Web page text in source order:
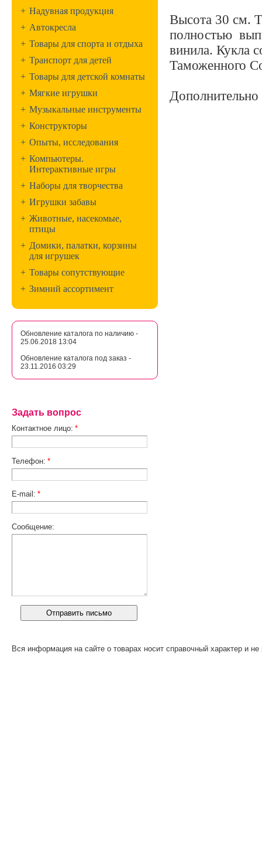
+ Надувная продукция
+ Автокресла
+ Товары для спорта и отдыха
+ Транспорт для детей
+ Товары для детской комнаты
+ Мягкие игрушки
+ Музыкальные инструменты
+ Конструкторы
+ Опыты, исследования
+ Компьютеры.
Интерактивные игры
+ Наборы для творчества
+ Игрушки забавы
+ Животные, насекомые,
птицы
+ Домики, палатки, корзины
для игрушек
+ Товары сопутствующие
+ Зимний ассортимент
Обновление каталога по наличию -
25.06.2018 13:04
Обновление каталога под заказ -
23.11.2016 03:29
Задать вопрос
Контактное лицо: *
Телефон: *
E-mail: *
Сообщение:
Высота 30 см.
полностью
винила. Кукла
Таможенного
Вся информация на сайте о товарах носит справочный характер и